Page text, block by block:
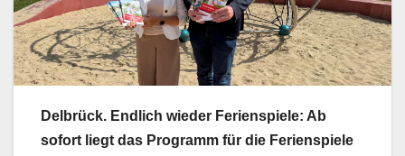
Delbrück. Endlich wieder Ferienspiele: Ab
sofort liegt das Programm für die Ferienspiele